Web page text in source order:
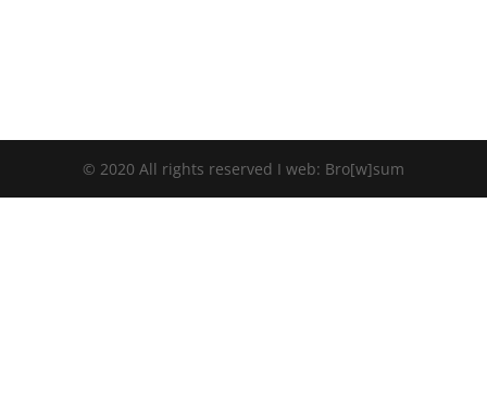
© 2020 All rights reserved I web: Bro[w]sum